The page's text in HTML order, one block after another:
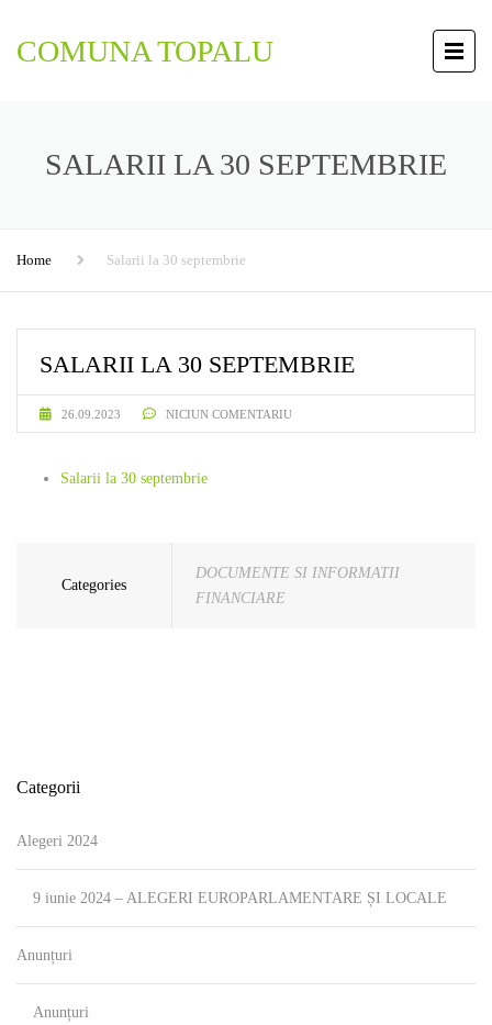
COMUNA TOPALU
SALARII LA 30 SEPTEMBRIE
Home Salarii la 30 septembrie
SALARII LA 30 SEPTEMBRIE
26.09.2023 NICIUN COMENTARIU
Salarii la 30 septembrie
Categories
DOCUMENTE SI INFORMATII
FINANCIARE
Categorii
Alegeri 2024
9 iunie 2024 – ALEGERI EUROPARLAMENTARE ȘI LOCALE
Anunțuri
Anunțuri